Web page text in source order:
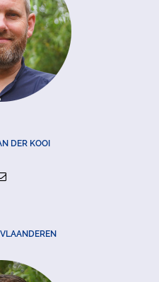
DER KOOI